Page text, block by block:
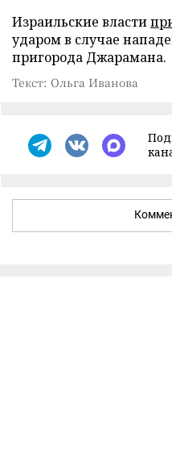
Израильские власти
ударом в случае
пригорода Джарамана.
Текст: Ольга Иванова